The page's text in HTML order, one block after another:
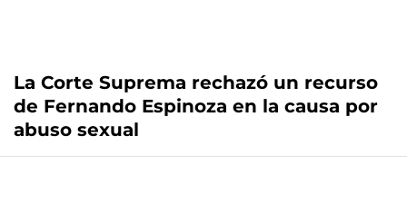
La Corte Suprema rechazó un recurso
de Fernando Espinoza en la causa por
abuso sexual